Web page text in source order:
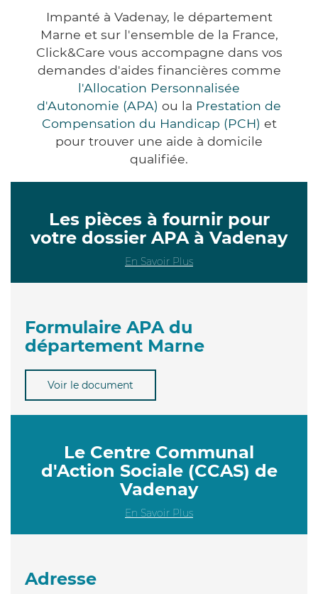
Impanté à Vadenay, le département
Marne et sur l'ensemble de la France,
Click&Care vous accompagne dans vos
demandes d'aides financières comme
l'Allocation Personnalisée
d'Autonomie (APA) ou la Prestation de
Compensation du Handicap (PCH) et
pour trouver une aide à domicile
qualifiée.
Les pièces à fournir pour
votre dossier APA à Vadenay
En Savoir Plus
Formulaire APA du
département Marne
Voir le document
Le Centre Communal
d'Action Sociale (CCAS) de
Vadenay
En Savoir Plus
Adresse